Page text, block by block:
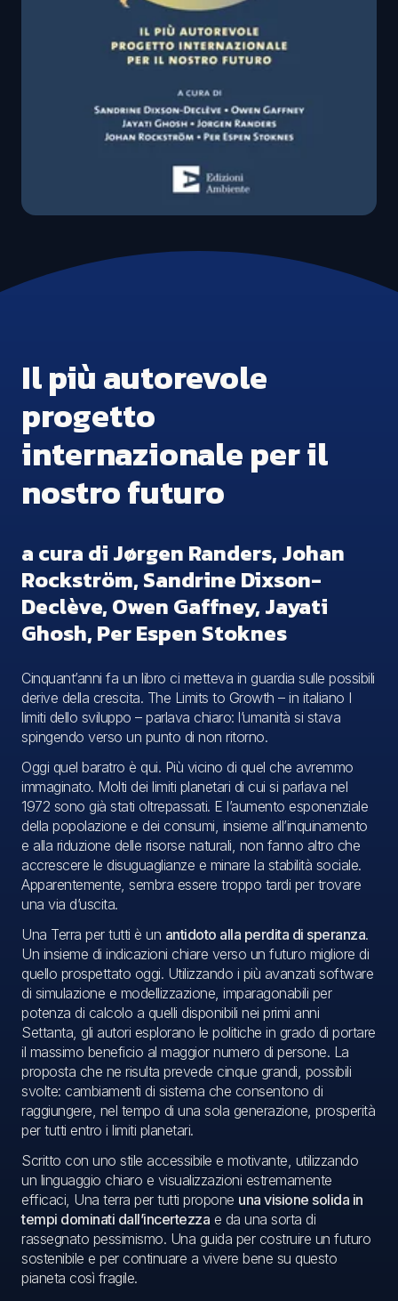
Il più autorevole
progetto
internazionale per il
nostro futuro
a cura di Jørgen Randers, Johan
Rockström, Sandrine Dixson-
Declève, Owen Gaffney, Jayati
Ghosh, Per Espen Stoknes
Cinquant’anni fa un libro ci metteva in guardia sulle possibili
derive della crescita. The Limits to Growth – in italiano I
limiti dello sviluppo – parlava chiaro: l’umanità si stava
spingendo verso un punto di non ritorno.
Oggi quel baratro è qui. Più vicino di quel che avremmo
immaginato. Molti dei limiti planetari di cui si parlava nel
1972 sono già stati oltrepassati. E l’aumento esponenziale
della popolazione e dei consumi, insieme all’inquinamento
e alla riduzione delle risorse naturali, non fanno altro che
accrescere le disuguaglianze e minare la stabilità sociale.
Apparentemente, sembra essere troppo tardi per trovare
una via d’uscita.
Una Terra per tutti è un antidoto alla perdita di speranza.
Un insieme di indicazioni chiare verso un futuro migliore di
quello prospettato oggi. Utilizzando i più avanzati software
di simulazione e modellizzazione, imparagonabili per
potenza di calcolo a quelli disponibili nei primi anni
Settanta, gli autori esplorano le politiche in grado di portare
il massimo beneficio al maggior numero di persone. La
proposta che ne risulta prevede cinque grandi, possibili
svolte: cambiamenti di sistema che consentono di
raggiungere, nel tempo di una sola generazione, prosperità
per tutti entro i limiti planetari.
Scritto con uno stile accessibile e motivante, utilizzando
un linguaggio chiaro e visualizzazioni estremamente
efficaci, Una terra per tutti propone una visione solida in
tempi dominati dall’incertezza e da una sorta di
rassegnato pessimismo. Una guida per costruire un futuro
sostenibile e per continuare a vivere bene su questo
pianeta così fragile.